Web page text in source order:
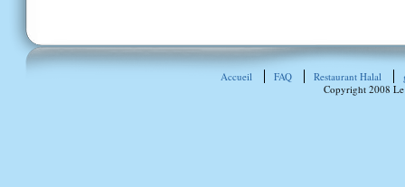
Accueil FAQ Restaurant Halal
Copyright 2008